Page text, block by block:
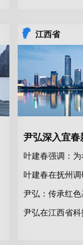
江西省
叶建春强调：